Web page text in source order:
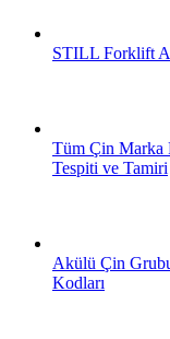
STILL Forklift
Tüm Çin Marka
Tespiti ve Tamiri
Akülü Çin
Kodları